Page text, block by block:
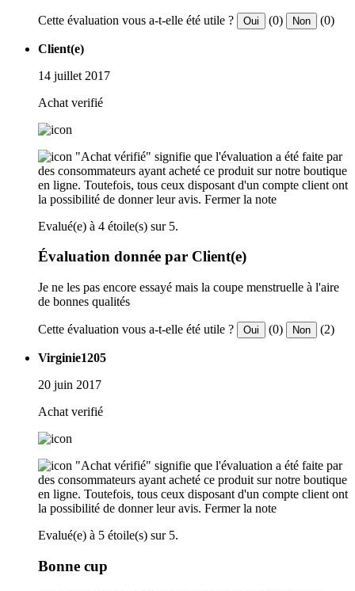
Cette évaluation vous a-t-elle été utile ? Oui (0) Non (0)
Client(e)
14 juillet 2017
Achat verifié
"Achat vérifié" signifie que l'évaluation a été faite par
des consommateurs ayant acheté ce produit sur notre boutique
en ligne. Toutefois, tous ceux disposant d'un compte client ont
la possibilité de donner leur avis. Fermer la note
Evalué(e) à 4 étoile(s) sur 5.
Évaluation donnée par Client(e)
Je ne les pas encore essayé mais la coupe menstruelle à l'aire
de bonnes qualités
Cette évaluation vous a-t-elle été utile ? Oui (0) Non (2)
Virginie1205
20 juin 2017
Achat verifié
"Achat vérifié" signifie que l'évaluation a été faite par
des consommateurs ayant acheté ce produit sur notre boutique
en ligne. Toutefois, tous ceux disposant d'un compte client ont
la possibilité de donner leur avis. Fermer la note
Evalué(e) à 5 étoile(s) sur 5.
Bonne cup